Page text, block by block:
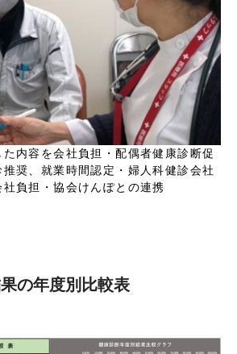
内容を会社負担
・配偶者健康診断促
推奨、就業時間認定 ・婦人科健診会社
社負担 ・協会けんぽとの連携
の年度別比較表